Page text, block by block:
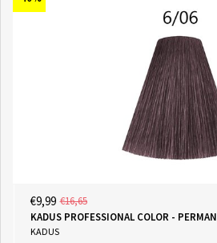
€9,99 €16,65
KADUS PROFESSIONAL COLOR -
KADUS